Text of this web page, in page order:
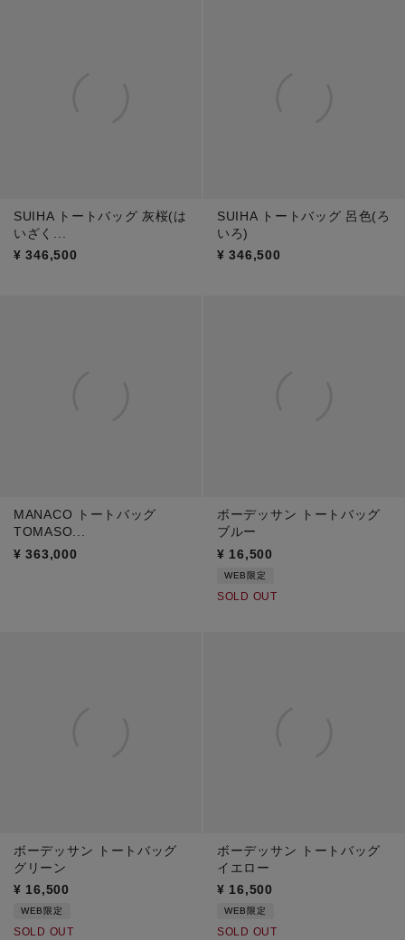
SUIHA トートバッグ 灰桜(は
いざく...
¥ 346,500
SUIHA トートバッグ 呂色(ろ
いろ)
¥ 346,500
MANACO トートバッグ
TOMASO...
¥ 363,000
ボーデッサン トートバッグ
ブルー
¥ 16,500
WEB限定
SOLD OUT
ボーデッサン トートバッグ
グリーン
¥ 16,500
WEB限定
SOLD OUT
ボーデッサン トートバッグ
イエロー
¥ 16,500
WEB限定
SOLD OUT